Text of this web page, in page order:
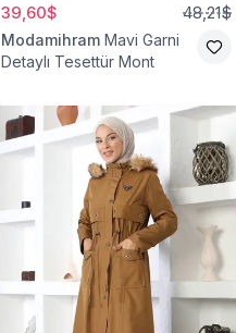
39,60$ 48,21$
Modamihram Mavi Garni
Detaylı Tesettür Mont